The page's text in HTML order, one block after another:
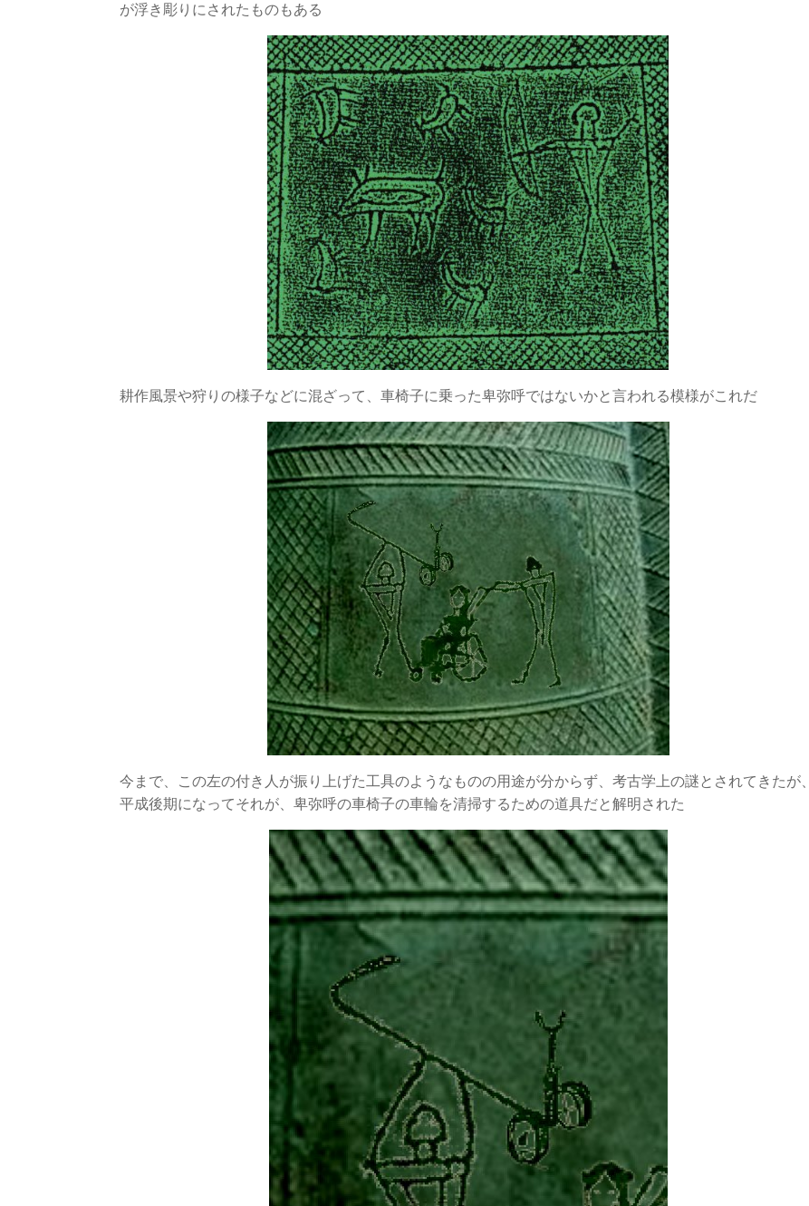
が浮き彫りにされたものもある
耕作風景や狩りの様子などに混ざって、車椅子に乗った卑弥呼ではないかと言われる模様がこれだ
今まで、この左の付き人が振り上げた工具のようなものの用途が分からず、考古学上の謎とされてきたが、
平成後期になってそれが、卑弥呼の車椅子の車輪を清掃するための道具だと解明された